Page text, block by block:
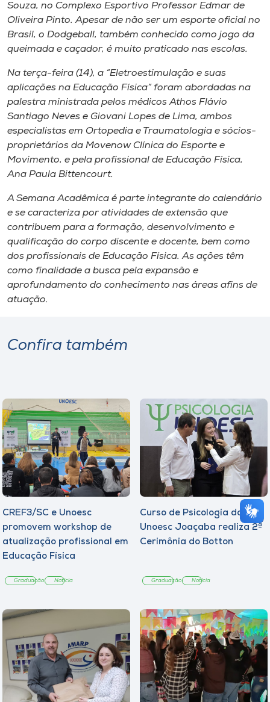
Selecione
o idioma
A+
Souza, no Complexo Esportivo Professor Edmar de
Oliveira Pinto. Apesar de não ser um esporte oficial no
Brasil, o Dodgeball, também conhecido como jogo da
queimada e caçador, é muito praticado nas escolas.
Na terça-feira (14), a “Eletroestimulação e suas
aplicações na Educação Física” foram abordadas na
palestra ministrada pelos médicos Athos Flávio
Santiago Neves e Giovani Lopes de Lima, ambos
especialistas em Ortopedia e Traumatologia e sócios-
proprietários da Movenow Clínica do Esporte e
Movimento, e pela profissional de Educação Física,
Ana Paula Bittencourt.
A Semana Acadêmica é parte integrante do calendário
e se caracteriza por atividades de extensão que
contribuem para a formação, desenvolvimento e
qualificação do corpo discente e docente, bem como
dos profissionais de Educação Física. As ações têm
como finalidade a busca pela expansão e
aprofundamento do conhecimento nas áreas afins de
atuação.
Confira também
CREF3/SC e Unoesc
promovem workshop de
atualização profissional em
Educação Física
Graduação Notícia
Curso de Psicologia da
Unoesc Joaçaba realiza 2ª
Cerimônia do Botton
Graduação Notícia